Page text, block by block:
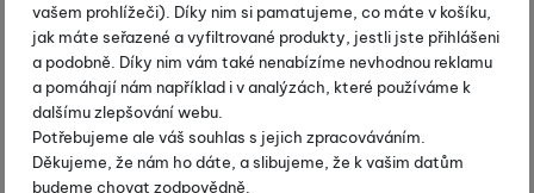
vašem prohlížeči). Díky nim si pamatujeme, co máte v košíku,
jak máte seřazené a vyfiltrované produkty, jestli jste přihlášeni
a podobně. Díky nim vám také nenabízíme nevhodnou reklamu
a pomáhají nám například i v analýzách, které používáme k
dalšímu zlepšování webu.
Potřebujeme ale váš souhlas s jejich zpracováváním.
Děkujeme, že nám ho dáte, a slibujeme, že k vašim datům
budeme chovat zodpovědně.